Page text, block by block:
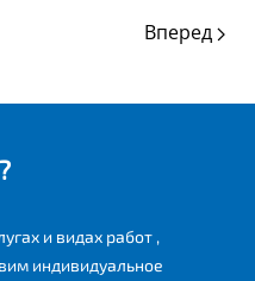
Вперед
и видах работ ,
индивидуальное